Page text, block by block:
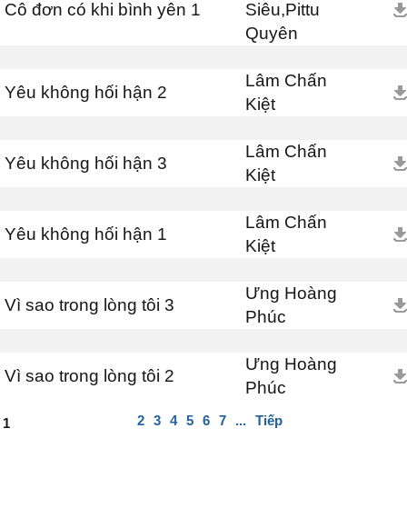
Cô đơn có khi bình yên 1
Siêu,Pittu
Quyên
Yêu không hối hận 2
Lâm Chấn
Kiệt
Yêu không hối hận 3
Lâm Chấn
Kiệt
Yêu không hối hận 1
Lâm Chấn
Kiệt
Vì sao trong lòng tôi 3
Ưng Hoàng
Phúc
Vì sao trong lòng tôi 2
Ưng Hoàng
Phúc
1 2 3 4 5 6 7 ... Tiếp